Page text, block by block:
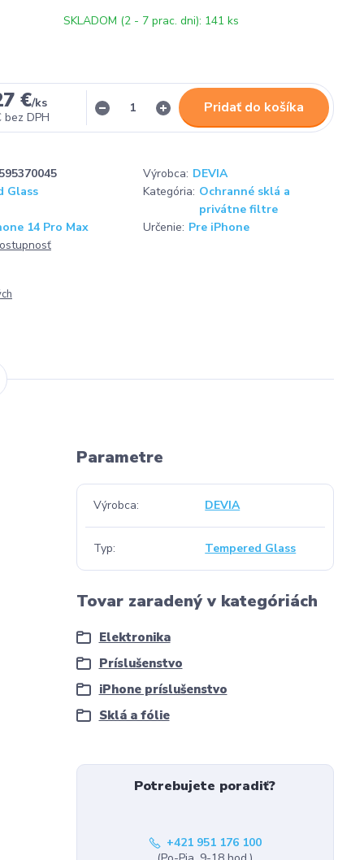
SKLADOM (2 - 7 prac. dni): 141 ks
€/ks
bez DPH
Pridať do košíka
Výrobca: DEVIA
Glass Kategória: Ochranné sklá a
privátne filtre
14 Pro Max Určenie: Pre iPhone
Parametre
Výrobca DEVIA
Typ Tempered Glass
Tovar zaradený v kategóriách
Elektronika
Príslušenstvo
iPhone príslušenstvo
Sklá a fólie
Potrebujete poradiť?
+421 951 176 100